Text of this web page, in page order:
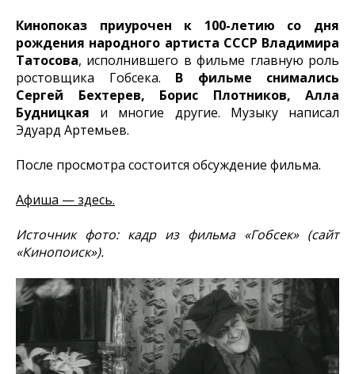
Кинопоказ приурочен к 100-летию со дня
рождения народного артиста СССР Владимира
Татосова, исполнившего в фильме главную роль
ростовщика Гобсека. В фильме снимались
Сергей Бехтерев, Борис Плотников, Алла
Будницкая и многие другие. Музыку написал
Эдуард Артемьев.
После просмотра состоится обсуждение фильма.
Афиша — здесь.
Источник фото: кадр из фильма «Гобсек» (сайт
«Кинопоиск»).